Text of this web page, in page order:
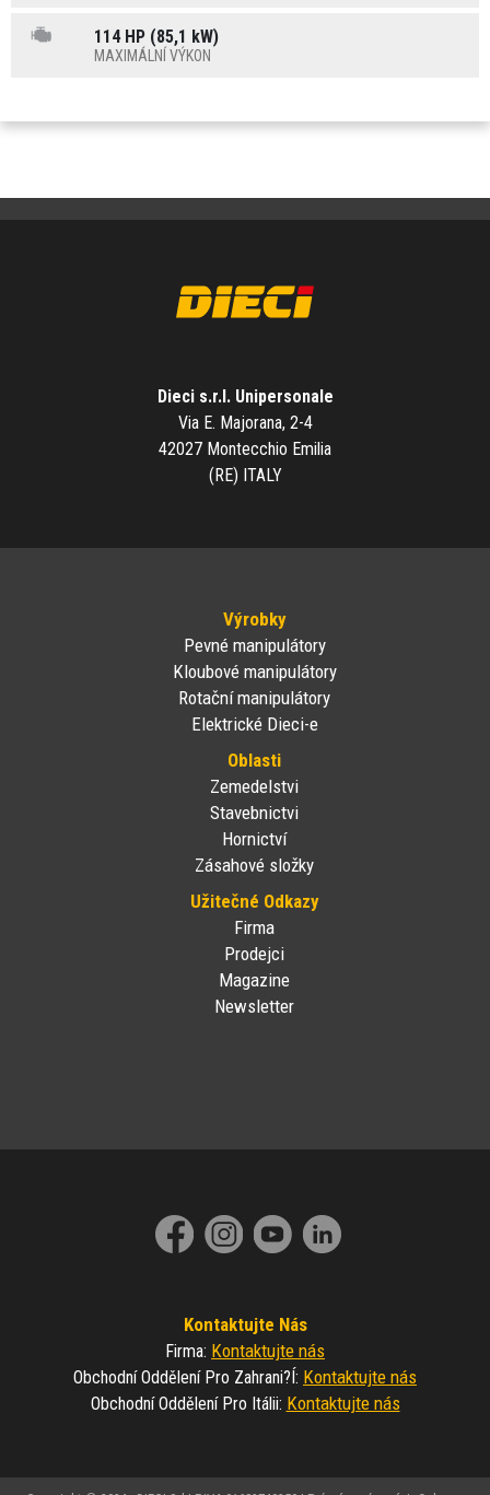
114 HP (85,1 kW)
MAXIMÁLNÍ VÝKON
Dieci s.r.l. Unipersonale
Via E. Majorana, 2-4
42027 Montecchio Emilia
(RE) ITALY
Výrobky
Pevné manipulátory
Kloubové manipulátory
Rotační manipulátory
Elektrické Dieci-e
Oblasti
Zemedelstvi
Stavebnictvi
Hornictví
Zásahové složky
Užitečné Odkazy
Firma
Prodejci
Magazine
Newsletter
Kontaktujte Nás
Firma: Kontaktujte nás
Obchodní Oddělení Pro Zahrani?í : Kontaktujte nás
Obchodní Oddělení Pro Itálii: Kontaktujte nás